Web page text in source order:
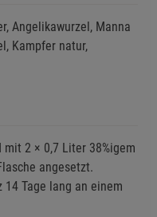
Angelikawurzel, Manna
Kampfer natur,
2 × 0,7 Liter 38%igem
angesetzt.
Tage lang an einem